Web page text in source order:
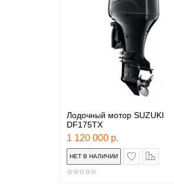
Лодочный мотор SUZUKI
DF175TX
1 120 000 р.
в закладки